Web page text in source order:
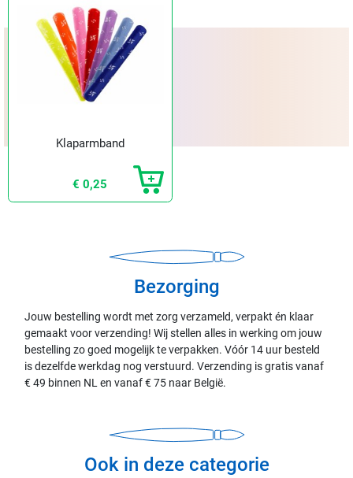
Klaparmband
€ 0,25
Bezorging
Jouw bestelling wordt met zorg verzameld, verpakt én klaar
gemaakt voor verzending! Wij stellen alles in werking om jouw
bestelling zo goed mogelijk te verpakken. Vóór 14 uur besteld
is dezelfde werkdag nog verstuurd. Verzending is gratis vanaf
€ 49 binnen NL en vanaf € 75 naar België.
Ook in deze categorie